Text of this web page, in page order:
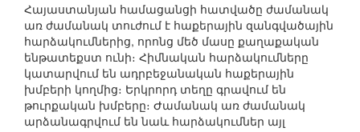
Հայաստանյան համացանցի հատվածը ժամանակ
առ ժամանակ տուժում է հաքերային զանգվածային
հարձակումներից, որոնց մեծ մասը քաղաքական
ենթատեքստ ունի։ Հիմնական հարձակումները
կատարվում են ադրբեջանական հաքերային
խմբերի կողմից։ Երկրորդ տեղը գրավում են
թուրքական խմբերը։ Ժամանակ առ ժամանակ
արձանագրվում են նաև հարձակումներ այլ